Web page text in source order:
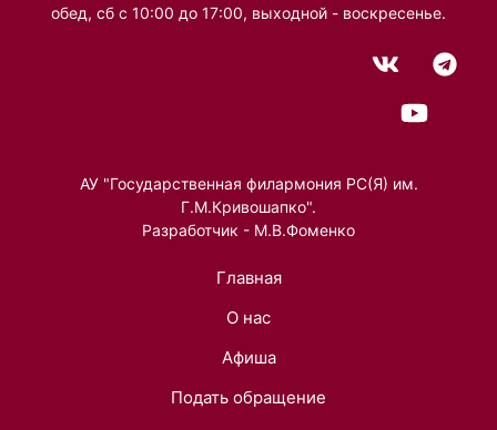
обед, сб с 10:00 до 17:00, выходной - воскресенье.
АУ "Государственная филармония РС(Я) им.
Г.М.Кривошапко".
Разработчик - М.В.Фоменко
Главная
О нас
Афиша
Подать обращение